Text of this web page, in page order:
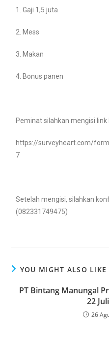
1. Gaji 1,5 juta
2. Mess
3. Makan
4. Bonus panen
Peminat silahkan mengisi link
https://surveyheart.com/
7
Setelah mengisi, silahkan
(082331749475)
YOU MIGHT ALSO LIKE
PT Bintang Manungal
22
26